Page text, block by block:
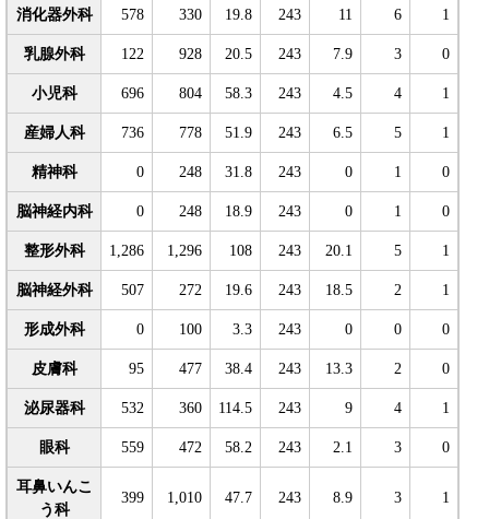
消化器外科 578 330 19.8 243 11 6 1
乳腺外科 122 928 20.5 243 7.9 3 0
小児科 696 804 58.3 243 4.5 4 1
産婦人科 736 778 51.9 243 6.5 5 1
精神科 0 248 31.8 243 0 1 0
脳神経内科 0 248 18.9 243 0 1 0
整形外科 1,286 1,296 108 243 20.1 5 1
脳神経外科 507 272 19.6 243 18.5 2 1
形成外科 0 100 3.3 243 0 0 0
皮膚科 95 477 38.4 243 13.3 2 0
泌尿器科 532 360 114.5 243 9 4 1
眼科 559 472 58.2 243 2.1 3 0
耳鼻いんこ
う科
399 1,010 47.7 243 8.9 3 1